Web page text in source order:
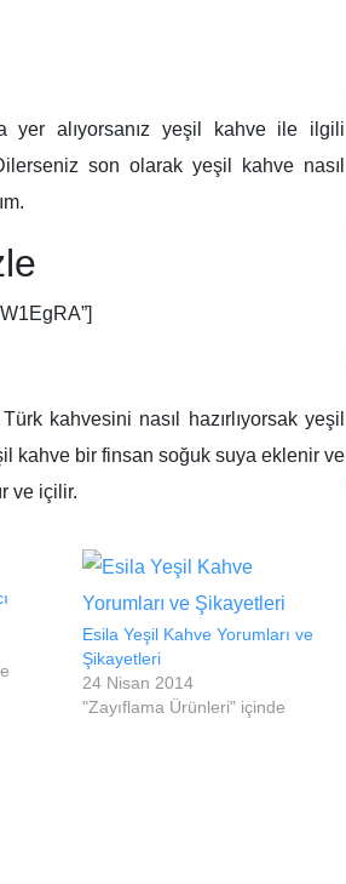
yer alıyorsanız yeşil kahve ile ilgili
son olarak yeşil kahve nasıl
kahvesini nasıl hazırlıyorsak yeşil
kahve bir finsan soğuk suya eklenir ve
ve içilir.
Esila Yeşil Kahve Yorumları ve
Şikayetleri
24 Nisan 2014
"Zayıflama Ürünleri" içinde